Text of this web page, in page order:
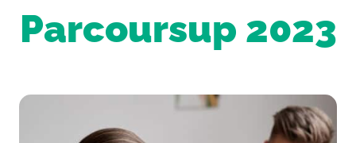
Parcoursup 2023